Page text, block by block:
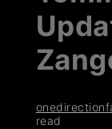
read